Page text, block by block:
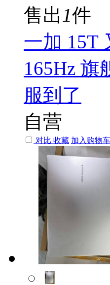
售出1件
一加 15T
165Hz 旗
服到了
自营
对比 收藏 加入购物车